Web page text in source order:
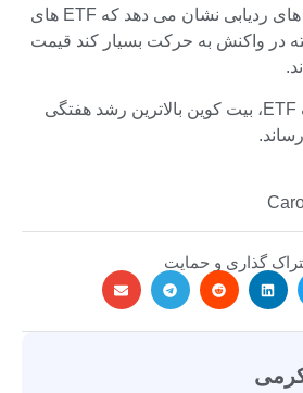
آخرین داده ها از پلتفرم های ردیابی نشان می دهد که ETF های
در واکنش به حرکت بسیار کند قیمت
به دنبال عملکرد ضعیف ETF، بیت کوین بالاترین رشد هفتگی
گذاری و حمایت
کرمی